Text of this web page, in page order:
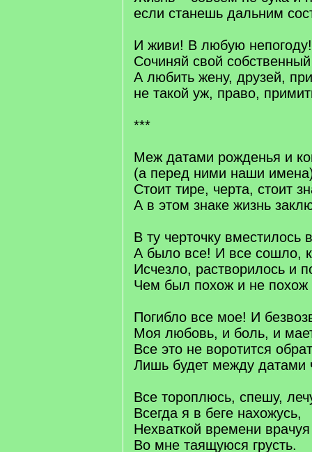
если станешь дальним
И живи! В любую непогоду!
Сочиняй свой
А любить жену, друзей,
не такой уж, право,
***
Меж датами рожденья и
(а перед ними наши
Стоит тире, черта, стоит
А в этом знаке жизнь
В ту черточку
А было все! И все сошло,
Исчезло, растворилось и
Чем был похож и не похож
Погибло все мое! И
Моя любовь, и боль, и
Все это не воротится
Лишь будет между датами
Все тороплюсь, спешу,
Всегда я в беге нахожусь,
Нехваткой времени врачуя
Во мне таящуюся грусть.